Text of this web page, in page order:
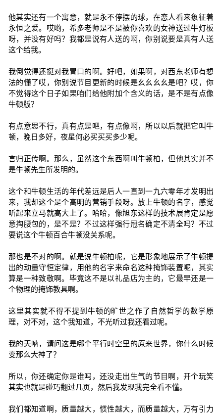
他其实还有一个寓意，就是永不停摆的球，在恋人看来象征着
永恒之爱。哎哟，希多老师是不是被你喜欢的女神送过牛灯板
呀，并没有好吗？我都是说有人送的啊，你别说要是真有人送
这个给我。
我倒觉得还挺对我胃口的啊。好吧，如果啊，对西东老师有想
法的懂了哎，你别说节目更新的时候是幺幺幺幺是吧？哎，你
不觉得这个日子如果咱们给他附加个含义的话，是不是有点像
牛顿版？
有点意思不行，真有点是吧，有点像啊，所以以后就把它叫牛
顿，晚日多好，夜星何必买买买多少呢。
言归正传啊。那么，虽然这个东西啊叫牛顿柏，但他其实并不
是牛顿先生所发明的。
这个和牛顿生活的年代差远是后人一直到一九六零年才发明出
来，我却这个是个高明的营销手段呀。放上牛顿的名字，感觉
听起来立马就高大上了。哈哈，像旭东这样的技术展肯定是愿
意掏腰包的，是不是？不过这样强行冠名确定不清全吗？不过
要说这个牛顿百合牛顿没关系呢。
那也是不对的啊。就是说牛顿柏呢，它是形象地展示了牛顿提
出的动量守恒定律，用他的名字来命名这种掩饰装置呢，其实
算是一种致敬啊。毕竟这不是以礼品店为主的，它最早还是一
个物理的掩饰教具啊。
这里其实就不得不提到牛顿的旷世之作了自然哲学的数学原
理，对不对，这个我知道，不光听过我还看过呢。
我的天呐，请问这是哪个平行时空里的原来世界，你什么时候
变那么大神了？
所以，你还确定你是谁吗，还没走出生气的节目啊，开个玩笑
其实也就是碰巧翻过几页，然后我发现我完全看不懂。
我们都知道啊，质量越大，惯性越大，而质量越大，万有引力